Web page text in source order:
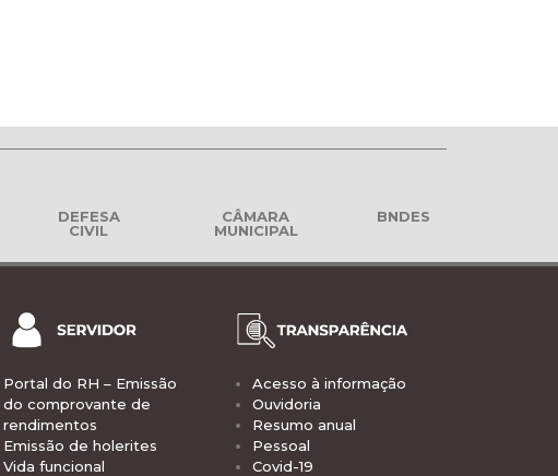
DEFESA
CIVIL
CÂMARA
MUNICIPAL
BNDES
Portal do RH – Emissão
do comprovante de
rendimentos
Emissão de holerites
Vida funcional
Acesso à informação
Ouvidoria
Resumo anual
Pessoal
Covid-19